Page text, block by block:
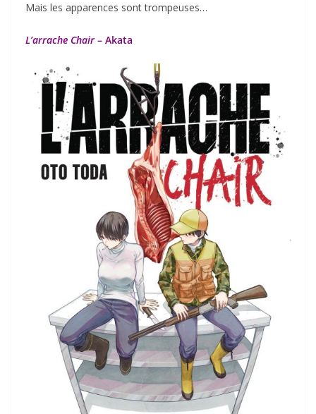
Mais les apparences sont trompeuses…
L’arrache Chair – Akata